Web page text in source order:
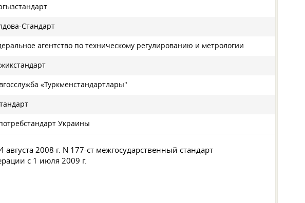
Стандарт
агентство по техническому регулированию и метрологии
«Туркменстандартлары"
Украины
2008 г. N 177-ст межгосударственный стандарт
с 1 июля 2009 г.